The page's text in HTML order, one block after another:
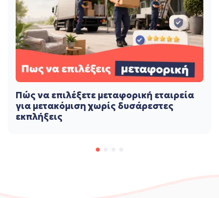
Πώς να επιλέξετε μεταφορική εταιρεία
για μετακόμιση χωρίς δυσάρεστες
εκπλήξεις